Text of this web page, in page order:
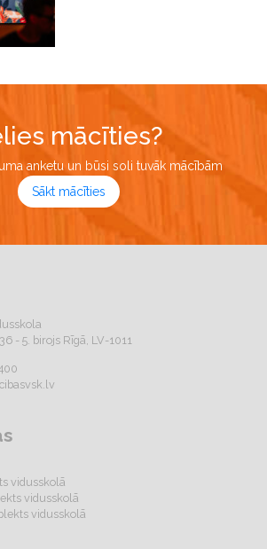
mācīties?
anketu un būsi soli tuvāk mācībām
Sākt mācīties
- 5. birojs Rīgā, LV-1011
vidusskolā
vidusskolā
vidusskolā